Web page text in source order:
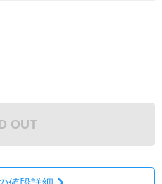
OUT